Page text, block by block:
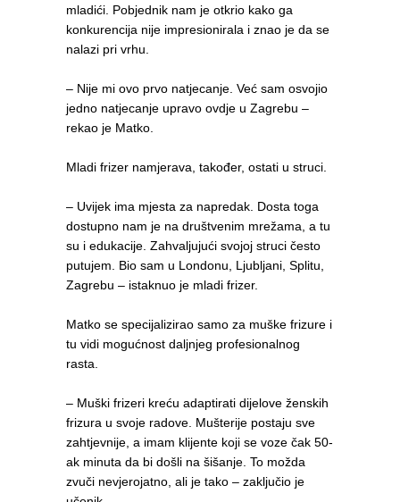
mladići. Pobjednik nam je otkrio kako ga
konkurencija nije impresionirala i znao je da se
nalazi pri vrhu.
– Nije mi ovo prvo natjecanje. Već sam osvojio
jedno natjecanje upravo ovdje u Zagrebu –
rekao je Matko.
Mladi frizer namjerava, također, ostati u struci.
– Uvijek ima mjesta za napredak. Dosta toga
dostupno nam je na društvenim mrežama, a tu
su i edukacije. Zahvaljujući svojoj struci često
putujem. Bio sam u Londonu, Ljubljani, Splitu,
Zagrebu – istaknuo je mladi frizer.
Matko se specijalizirao samo za muške frizure i
tu vidi mogućnost daljnjeg profesionalnog
rasta.
– Muški frizeri kreću adaptirati dijelove ženskih
frizura u svoje radove. Mušterije postaju sve
zahtjevnije, a imam klijente koji se voze čak 50-
ak minuta da bi došli na šišanje. To možda
zvuči nevjerojatno, ali je tako – zaključio je